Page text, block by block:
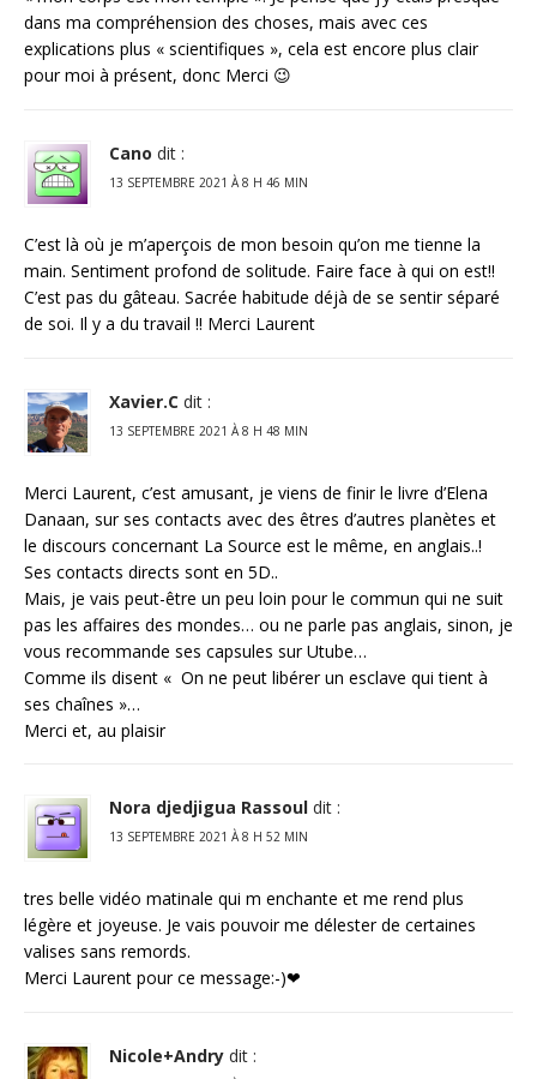
dans ma compréhension des choses, mais avec ces
explications plus « scientifiques », cela est encore plus clair
pour moi à présent, donc Merci 😉
Cano dit :
13 SEPTEMBRE 2021 À 8 H 46 MIN
C’est là où je m’aperçois de mon besoin qu’on me tienne la
main. Sentiment profond de solitude. Faire face à qui on est!!
C’est pas du gâteau. Sacrée habitude déjà de se sentir séparé
de soi. Il y a du travail !! Merci Laurent
Xavier.C dit :
13 SEPTEMBRE 2021 À 8 H 48 MIN
Merci Laurent, c’est amusant, je viens de finir le livre d’Elena
Danaan, sur ses contacts avec des êtres d’autres planètes et
le discours concernant La Source est le même, en anglais..!
Ses contacts directs sont en 5D..
Mais, je vais peut-être un peu loin pour le commun qui ne suit
pas les affaires des mondes… ou ne parle pas anglais, sinon, je
vous recommande ses capsules sur Utube…
Comme ils disent « On ne peut libérer un esclave qui tient à
ses chaînes »…
Merci et, au plaisir
Nora djedjigua Rassoul dit :
13 SEPTEMBRE 2021 À 8 H 52 MIN
tres belle vidéo matinale qui m enchante et me rend plus
légère et joyeuse. Je vais pouvoir me délester de certaines
valises sans remords.
Merci Laurent pour ce message:-)❤
Nicole+Andry dit :